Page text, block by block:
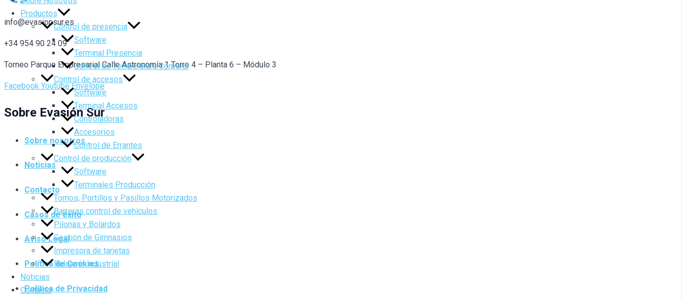
Productos
Control de presencia
Software
Terminal Presencia
Control de Temperatura Corporal
Control de accesos
Software
Terminal Accesos
Controladoras
Accesorios
Control de Errantes
Control de producción
Software
Terminales Producción
Tornos, Portillos y Pasillos Motorizados
Barreras control de vehículos
Pilonas y Bolardos
Gestión de Gimnasios
Impresora de tarjetas
Relojería industrial
Noticias
Contacto
info@evasionsur.es
+34 954 90 24 09
Torneo Parque Empresarial Calle Astronomía 1 Torre 4 – Planta 6 – Módulo 3
Facebook Youtube Envelope
Sobre Evasión Sur
Sobre nosotros
Noticias
Contacto
Casos de éxito
Aviso Legal
Política de Cookies
Política de Privacidad